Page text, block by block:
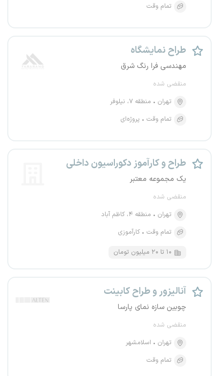
تمام وقت
طراح نمایشگاه
مهندسی فرا رنگ شرق
منقضی شده
تهران
منطقه ۷، نیلوفر
تمام وقت
پروژه‌ای
طراح و کارآموز دکوراسیون داخلی
یک مجموعه معتبر
منقضی شده
تهران
منطقه ۴، کاظم آباد
تمام وقت
کارآموزی
۱۰ تا ۲۰ میلیون تومان
آنالیزور و طراح کابینت
چوبین سازه نمای پارسا
منقضی شده
تهران
اسلامشهر
تمام وقت